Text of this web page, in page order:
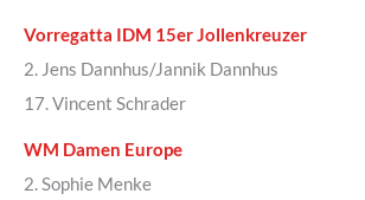
Vorregatta IDM 15er Jollenkreuzer
2. Jens Dannhus/Jannik Dannhus
17. Vincent Schrader
WM Damen Europe
2. Sophie Menke